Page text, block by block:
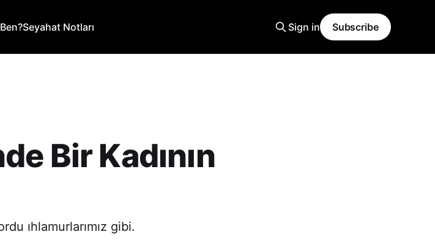
Seyahat Notları Sign in Subscribe
Bir Kadının
ıhlamurlarımız gibi.